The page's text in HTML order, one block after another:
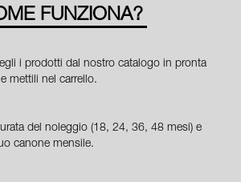
FUNZIONA?
i prodotti dal nostro catalogo in pronta
mettili nel carrello.
del noleggio (18, 24, 36, 48 mesi) e
canone mensile.